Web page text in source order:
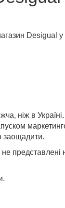
Desigual у
ніж в
заощадити.
представлені
.